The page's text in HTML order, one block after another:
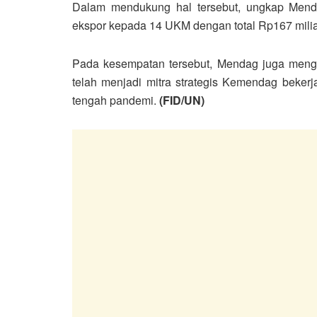
Dalam mendukung hal tersebut, ungkap
ekspor kepada 14 UKM dengan total Rp167
Pada kesempatan tersebut, Mendag juga
telah menjadi mitra strategis Kemendag
tengah pandemi. (FID/UN)